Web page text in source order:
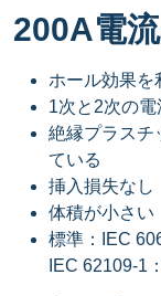
200A電
ホール効果を
1次と2次の電
絶縁プラスチ
ている
挿入損失なし
体積が小さい
標準：IEC
IEC 62109-1